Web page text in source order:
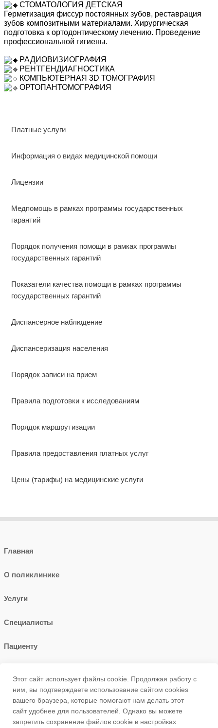
Платные услуги
Информация о видах медицинской помощи
Лицензии
Медпомощь в рамках программы государственных
гарантий
Порядок получения помощи в рамках программы
государственных гарантий
Показатели качества помощи в рамках программы
государственных гарантий
Диспансерное наблюдение
Диспансеризация населения
Порядок записи на прием
Правила подготовки к исследованиям
Порядок маршрутизации
Правила предоставления платных услуг
Цены (тарифы) на медицинские услуги
СТОМАТОЛОГИЯ ДЕТСКАЯ
Герметизация фиссур постоянных зубов, реставрация
зубов композитными материалами. Хирургическая
подготовка к ортодонтическому лечению. Проведение
профессиональной гигиены.
РАДИОВИЗИОГРАФИЯ
РЕНТГЕНДИАГНОСТИКА
КОМПЬЮТЕРНАЯ 3D ТОМОГРАФИЯ
ОРТОПАНТОМОГРАФИЯ
Главная
О поликлинике
Услуги
Специалисты
Пациенту
+7 (347)272-13-66
450057, г.Уфа, ул. Новомостовая 9
Этот сайт использует файлы cookie. Продолжая работу с
ним, вы подтверждаете использование сайтом cookies
вашего браузера, которые помогают нам делать этот
сайт удобнее для пользователей. Однако вы можете
запретить сохранение файлов cookie в настройках